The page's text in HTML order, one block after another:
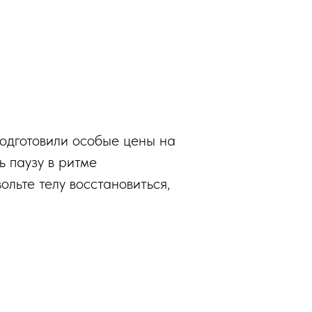
особые цены на
паузу в ритме
телу восстановиться,